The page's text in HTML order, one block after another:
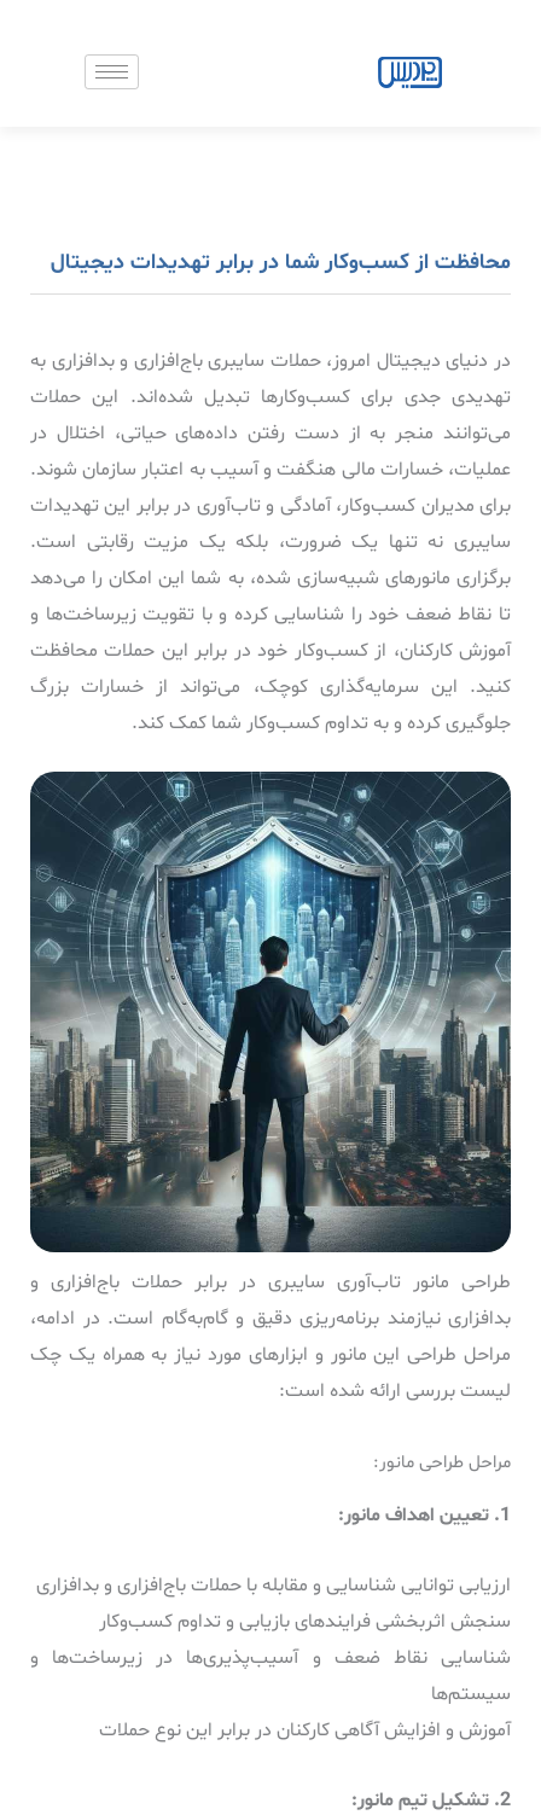
محافظت از کسب‌وکار شما در برابر تهدیدات دیجیتال
در دنیای دیجیتال امروز، حملات سایبری باج‌افزاری و بدافزاری به
تهدیدی جدی برای کسب‌وکارها تبدیل شده‌اند. این حملات
می‌توانند منجر به از دست رفتن داده‌های حیاتی، اختلال در
عملیات، خسارات مالی هنگفت و آسیب به اعتبار سازمان شوند.
برای مدیران کسب‌وکار، آمادگی و تاب‌آوری در برابر این تهدیدات
سایبری نه تنها یک ضرورت، بلکه یک مزیت رقابتی است.
برگزاری مانورهای شبیه‌سازی شده، به شما این امکان را می‌دهد
تا نقاط ضعف خود را شناسایی کرده و با تقویت زیرساخت‌ها و
آموزش کارکنان، از کسب‌وکار خود در برابر این حملات محافظت
کنید. این سرمایه‌گذاری کوچک، می‌تواند از خسارات بزرگ
جلوگیری کرده و به تداوم کسب‌وکار شما کمک کند.
طراحی مانور تاب‌آوری سایبری در برابر حملات باج‌افزاری و
بدافزاری نیازمند برنامه‌ریزی دقیق و گام‌به‌گام است. در ادامه،
مراحل طراحی این مانور و ابزارهای مورد نیاز به همراه یک چک
لیست بررسی ارائه شده است:
مراحل طراحی مانور:
1. تعیین اهداف مانور:
ارزیابی توانایی شناسایی و مقابله با حملات باج‌افزاری و بدافزاری
سنجش اثربخشی فرایندهای بازیابی و تداوم کسب‌وکار
شناسایی نقاط ضعف و آسیب‌پذیری‌ها در زیرساخت‌ها و
سیستم‌ها
آموزش و افزایش آگاهی کارکنان در برابر این نوع حملات
2. تشکیل تیم مانور: